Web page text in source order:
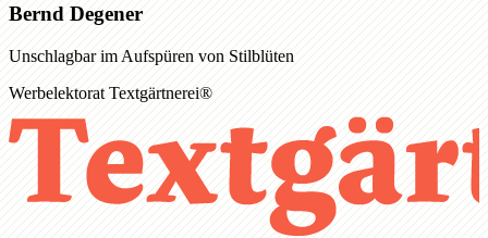
Bernd Degener
Unschlagbar im Aufspüren von Stilblüten
Werbelektorat Textgärtnerei®